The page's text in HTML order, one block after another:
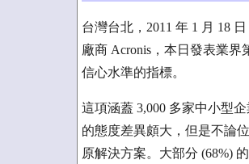
台灣台北，2011 年 1 月 18
廠商 Acronis，本日發表業
信心水準的指標。
這項涵蓋 3,000 多家中小型
的態度差異頗大，但是不論
原解決方案。大部分 (68%)